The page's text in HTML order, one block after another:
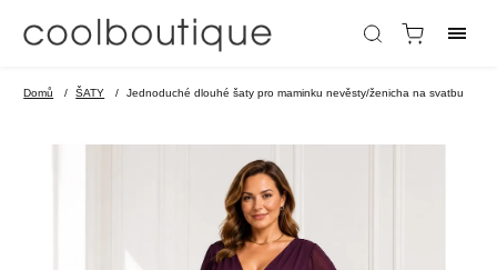
Domů / ŠATY / Jednoduché dlouhé šaty pro maminku nevěsty/ženicha na svatbu